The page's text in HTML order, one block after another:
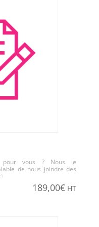
pour vous ? Nous le
de nous joindre des
189,00€ HT